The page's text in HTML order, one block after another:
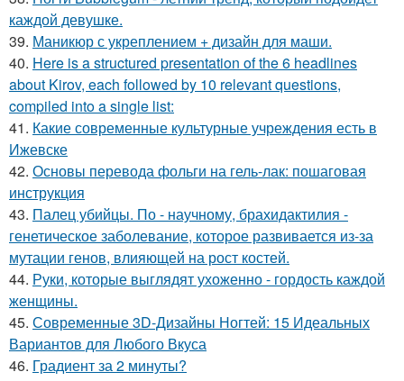
каждой девушке.
39. Маникюр с укреплением + дизайн для маши.
40. Here is a structured presentation of the 6 headlines
about Kirov, each followed by 10 relevant questions,
compiled into a single list:
41. Какие современные культурные учреждения есть в
Ижевске
42. Основы перевода фольги на гель-лак: пошаговая
инструкция
43. Палец убийцы. По - научному, брахидактилия -
генетическое заболевание, которое развивается из-за
мутации генов, влияющей на рост костей.
44. Руки, которые выглядят ухоженно - гордость каждой
женщины.
45. Современные 3D-Дизайны Ногтей: 15 Идеальных
Вариантов для Любого Вкуса
46. Градиент за 2 минуты?